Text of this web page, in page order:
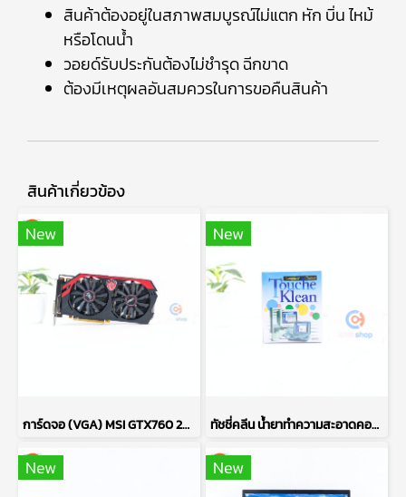
สินค้าต้องอยู่ในสภาพสมบูรณ์ไม่แตก หัก บิ่น ไหม้
หรือโดนน้ำ
วอยด์รับประกันต้องไม่ชำรุด ฉีกขาด
ต้องมีเหตุผลอันสมควรในการขอคืนสินค้า
สินค้าเกี่ยวข้อง
New
การ์ดจอ (VGA) MSI GTX760 2GB 2F GAMING OC P17695
New
ทัชชี่คลีน น้ำยาทำความสะอาดคอมพิวเตอร์ COMPUTER CLEANER TOUCHE KLEAN ปริมาณ 200 มล. (ของใหม่) P16531
New New